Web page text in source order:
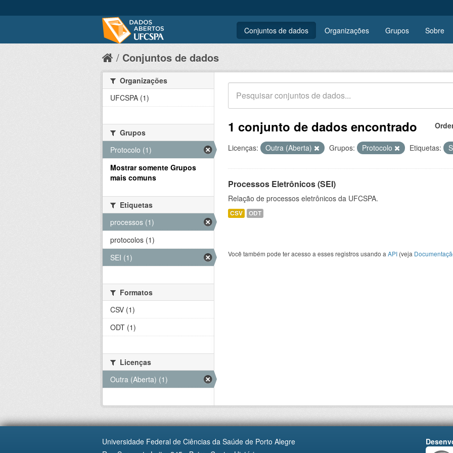
Conjuntos de dados Organizações Grupos Sobre
Conjuntos de dados
1 conjunto de dados encontrado
Licenças: Outra (Aberta) Grupos: Protocolo Etiquetas:
Processos Eletrônicos (SEI)
Relação de processos eletrônicos da UFCSPA.
CSV ODT
Você também pode ter acesso a esses registros usando a API (veja
Organizações
UFCSPA (1)
Grupos
Protocolo (1)
Mostrar somente Grupos
mais comuns
Etiquetas
processos (1)
protocolos (1)
SEI (1)
Formatos
CSV (1)
ODT (1)
Licenças
Outra (Aberta) (1)
Universidade Federal de Ciências da Saúde de Porto Alegre